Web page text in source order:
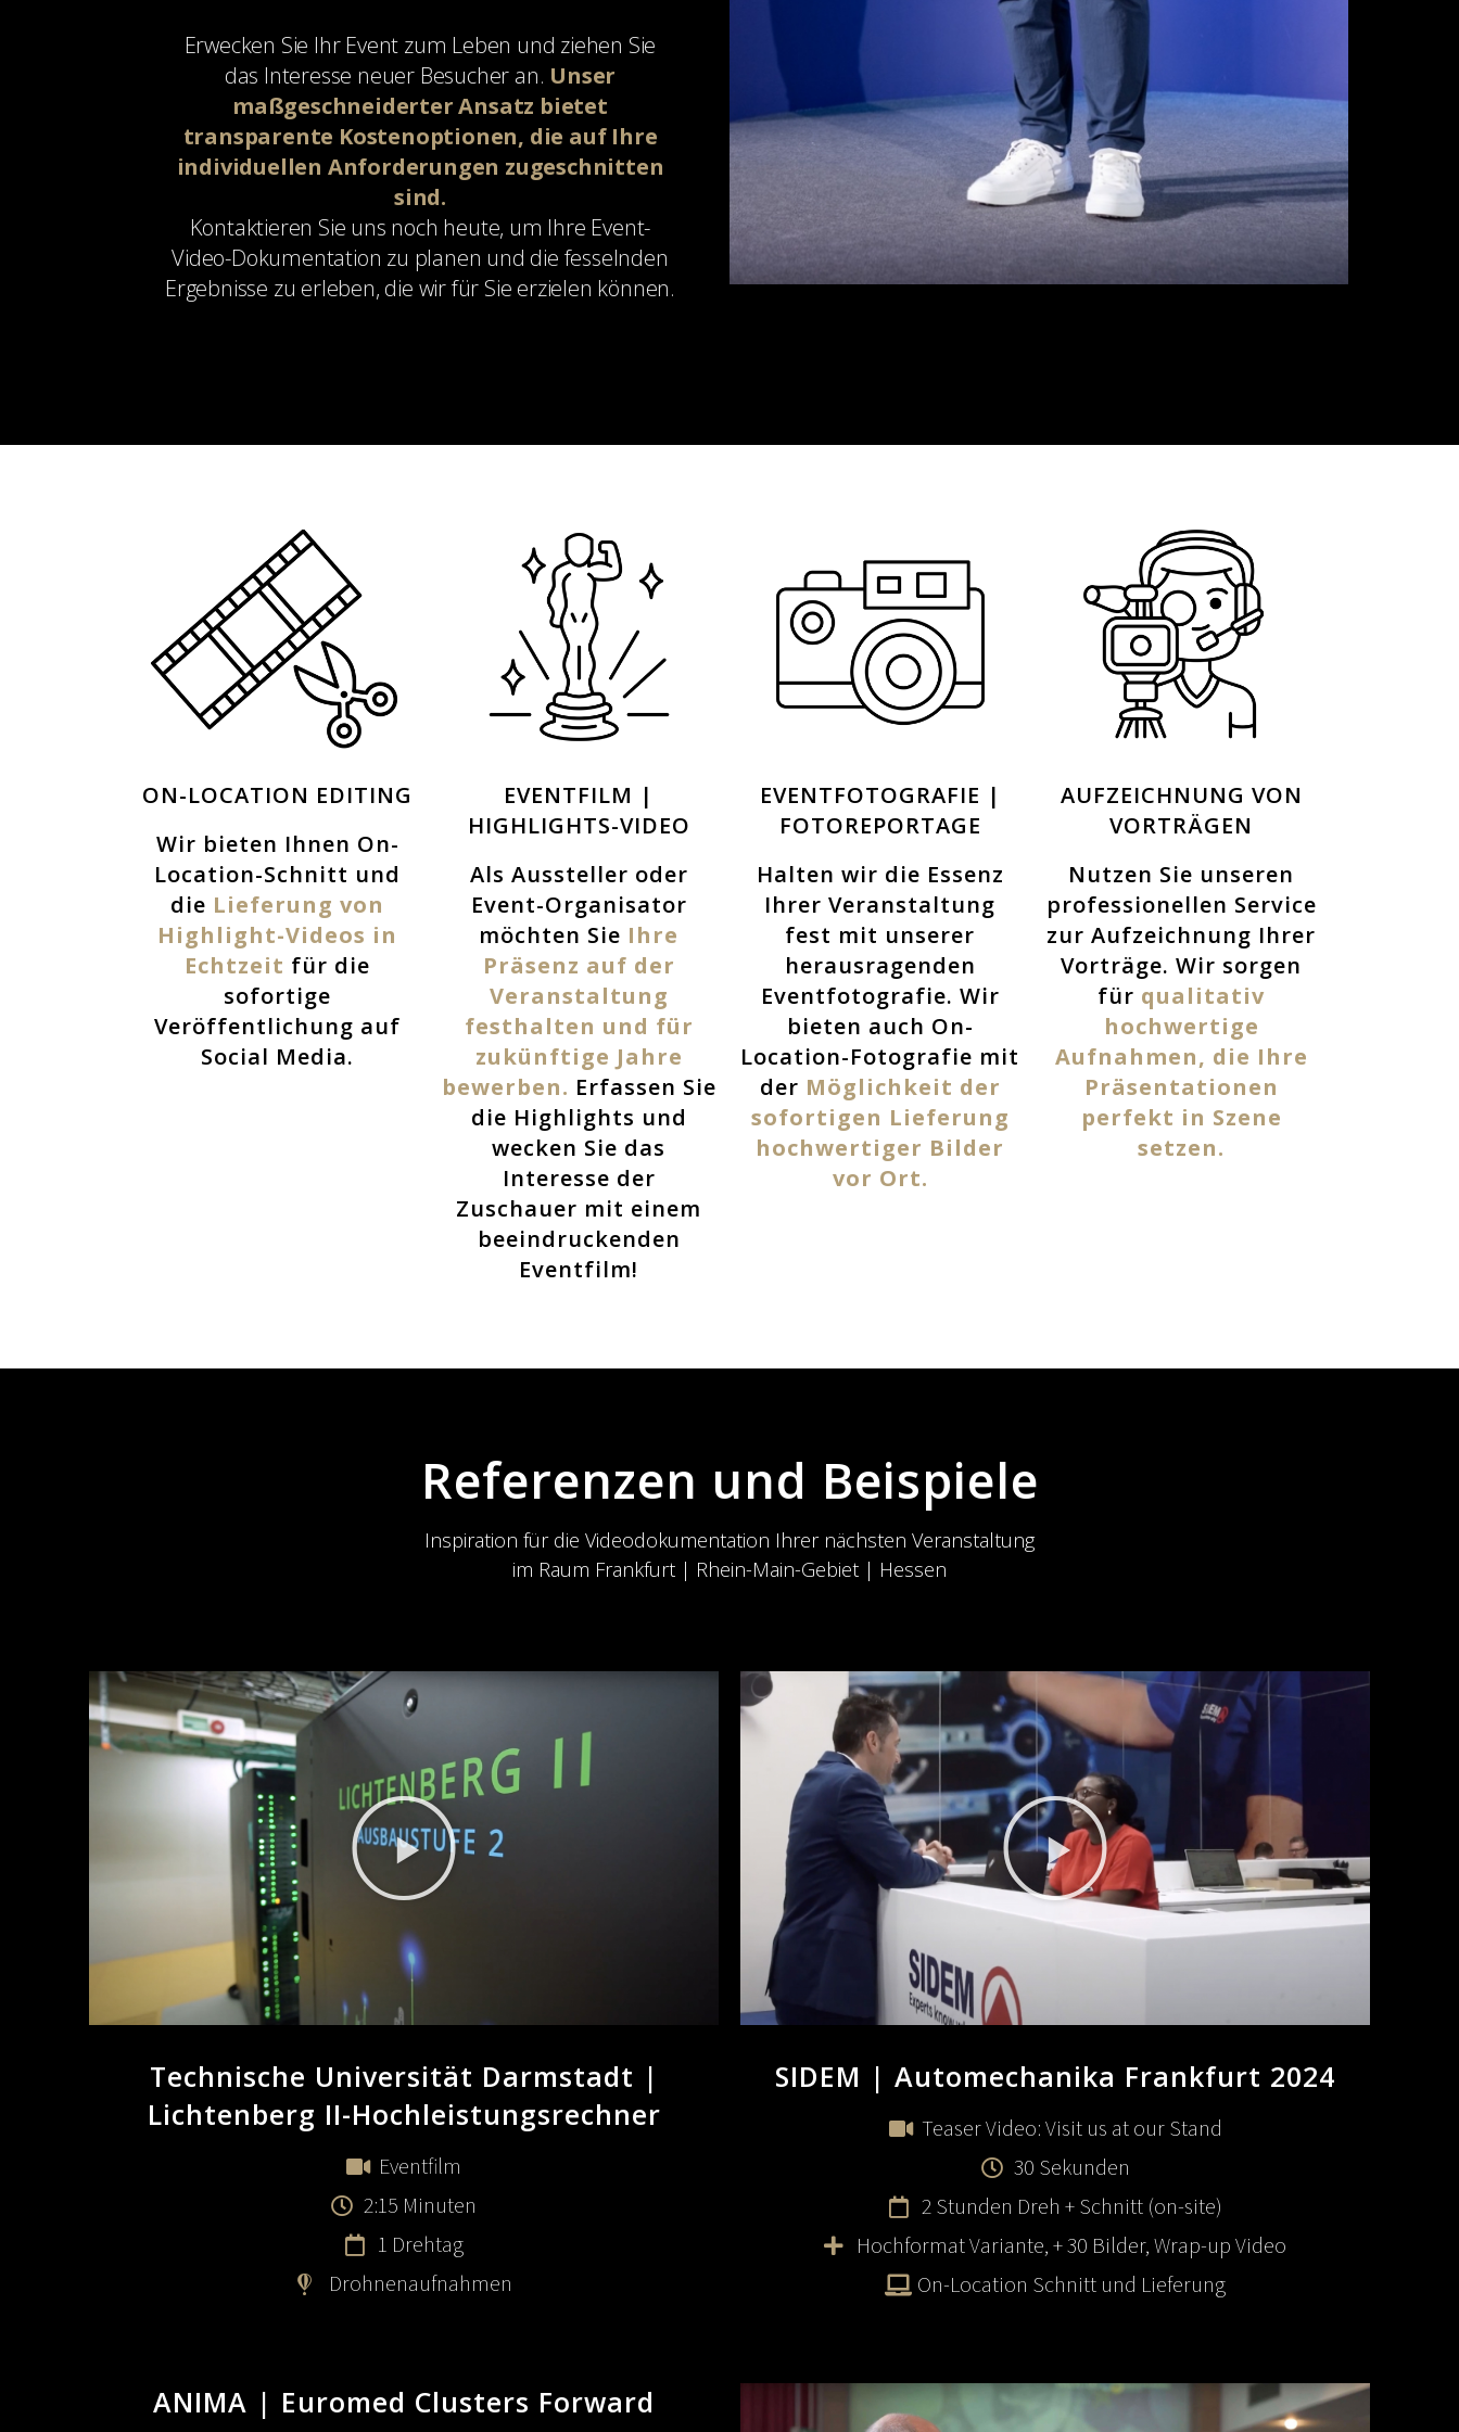
Erwecken Sie Ihr Event zum Leben und ziehen Sie
das Interesse neuer Besucher an. Unser
maßgeschneiderter Ansatz bietet
transparente Kostenoptionen, die auf Ihre
individuellen Anforderungen zugeschnitten
sind.
Kontaktieren Sie uns noch heute, um Ihre Event-
Video-Dokumentation zu planen und die fesselnden
Ergebnisse zu erleben, die wir für Sie erzielen können.
ON-LOCATION EDITING
Wir bieten Ihnen On-
Location-Schnitt und
die Lieferung von
Highlight-Videos in
Echtzeit für die
sofortige
Veröffentlichung auf
Social Media.
EVENTFILM |
HIGHLIGHTS-VIDEO
Als Aussteller oder
Event-Organisator
möchten Sie Ihre
Präsenz auf der
Veranstaltung
festhalten und für
zukünftige Jahre
bewerben. Erfassen Sie
die Highlights und
wecken Sie das
Interesse der
Zuschauer mit einem
beeindruckenden
Eventfilm!
EVENTFOTOGRAFIE |
FOTOREPORTAGE
Halten wir die Essenz
Ihrer Veranstaltung
fest mit unserer
herausragenden
Eventfotografie. Wir
bieten auch On-
Location-Fotografie mit
der Möglichkeit der
sofortigen Lieferung
hochwertiger Bilder
vor Ort.
AUFZEICHNUNG VON
VORTRÄGEN
Nutzen Sie unseren
professionellen Service
zur Aufzeichnung Ihrer
Vorträge. Wir sorgen
für qualitativ
hochwertige
Aufnahmen, die Ihre
Präsentationen
perfekt in Szene
setzen.
Referenzen und Beispiele
Inspiration für die Videodokumentation Ihrer nächsten Veranstaltung
im Raum Frankfurt | Rhein-Main-Gebiet | Hessen
Technische Universität Darmstadt |
Lichtenberg II-Hochleistungsrechner
Eventfilm
2:15 Minuten
1 Drehtag
Drohnenaufnahmen
SIDEM | Automechanika Frankfurt 2024
Teaser Video:Visit us at our Stand
30 Sekunden
2 Stunden Dreh + Schnitt (on-site)
Hochformat Variante, + 30 Bilder, Wrap-up Video
On-Location Schnitt und Lieferung
ANIMA | Euromed Clusters Forward